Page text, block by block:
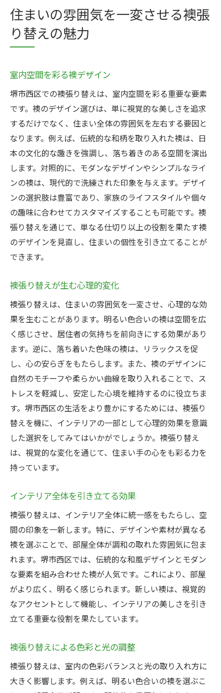
住まいの雰囲気を一変させる襖張
り替えの魅力
室内空間を彩る襖デザイン
堺市西区での襖張り替えは、室内空間を彩る重要な要素
です。襖のデザイン選びは、単に視覚的な美しさを追求
するだけでなく、住まい全体の雰囲気を左右する要因と
なります。例えば、伝統的な和柄を取り入れた襖は、日
本の文化的な趣きを強調し、落ち着きのある空間を演出
します。対照的に、モダンなデザインやシンプルなライ
ンの襖は、現代的で洗練された印象を与えます。デザイ
ンの選択肢は豊富であり、家族のライフスタイルや個々
の趣味に合わせてカスタマイズすることも可能です。襖
張り替えを通じて、単なる仕切り以上の役割を果たす襖
のデザインを見直し、住まいの個性を引き立てることが
できます。
襖張り替えが生む心理的変化
襖張り替えは、住まいの雰囲気を一変させ、心理的な効
果を生むことがあります。明るい色合いの襖は空間を広
く感じさせ、居住者の気持ちを前向きにする効果があり
ます。逆に、落ち着いた色味の襖は、リラックスを促
し、心の安らぎをもたらします。また、襖のデザインに
自然のモチーフや柔らかい曲線を取り入れることで、ス
トレスを軽減し、安定した心境を維持するのに役立ちま
す。堺市西区の生活をより豊かにするためには、襖張り
替えを機に、インテリアの一部として心理的効果を意識
した選択をしてみてはいかがでしょうか。襖張り替え
は、視覚的な変化を通じて、住まい手の心をも彩る力を
持っています。
インテリア全体を引き立てる効果
襖張り替えは、インテリア全体に統一感をもたらし、空
間の印象を一新します。特に、デザインや素材が異なる
襖を選ぶことで、部屋全体が調和の取れた雰囲気に包ま
れます。堺市西区では、伝統的な和風デザインとモダン
な要素を組み合わせた襖が人気です。これにより、部屋
がより広く、明るく感じられます。新しい襖は、視覚的
なアクセントとして機能し、インテリアの美しさを引き
立てる重要な役割を果たしています。
襖張り替えによる色彩と光の調整
襖張り替えは、室内の色彩バランスと光の取り入れ方に
大きく影響します。例えば、明るい色合いの襖を選ぶこ